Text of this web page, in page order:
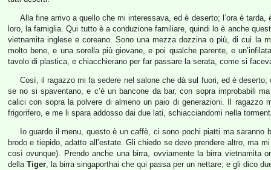
Alla fine arrivo a quello che mi interessava, ed è deserto; l’ora è
loro, la famiglia. Qui tutto è a conduzione familiare, quindi lo è anche
vietnamita inglese e coreano. Sono una mezza dozzina o più, di cui la
molto bene, e una sorella più giovane, e poi qualche parente, e
tavolo di plastica, e chiacchierano per far passare la serata, come si
Così, il ragazzo mi fa sedere nel salone che dà sul fuori, ed è
se no si spaventano, e c’è un bancone da bar, con sopra improbabili
calici con sopra la polvere di almeno un paio di generazioni. Il ragazzo
frigorifero, e me li spara addosso dai due lati, schiacciandomi nella
Io guardo il menu, questo è un caffè, ci sono pochi piatti ma saranno
brodo e tiepido, adatto all’estate. Gli chiedo se devo prendere altro, ma
così ovunque). Prendo anche una birra, ovviamente la birra vietnamita
della Tiger, la birra singaporthai che qui passa per un nettare; e gli dico